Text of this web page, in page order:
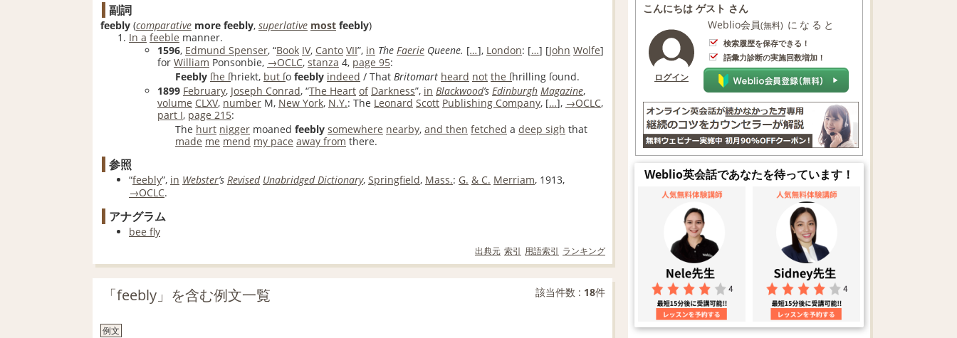
副詞
feebly (comparative more feebly, superlative most feebly)
In a feeble manner.
1596, Edmund Spenser, “Book IV, Canto VII”, in The Faerie Queene. […], London: […] [John Wolfe]
for William Ponsonbie, →OCLC, stanza 4, page 95:
Feebly ſhe ſhriekt, but ſo feebly indeed / That Britomart heard not the ſhrilling ſound.
1899 February, Joseph Conrad, “The Heart of Darkness”, in Blackwood’s Edinburgh Magazine,
volume CLXV, number M, New York, N.Y.: The Leonard Scott Publishing Company, […], →OCLC,
part I, page 215:
The hurt nigger moaned feebly somewhere nearby, and then fetched a deep sigh that
made me mend my pace away from there.
参照
“feebly”, in Webster’s Revised Unabridged Dictionary, Springfield, Mass.: G. & C. Merriam, 1913,
→OCLC.
アナグラム
bee fly
出典元 索引 用語索引 ランキング
「feebly」を含む例文一覧 該当件数 : 18件
例文
こんにちは ゲスト さん
ログイン
Weblio会員(無料) になると
検索履歴を保存できる！
語彙力診断の実施回数増加！
Weblio英会話であなたを待っています！